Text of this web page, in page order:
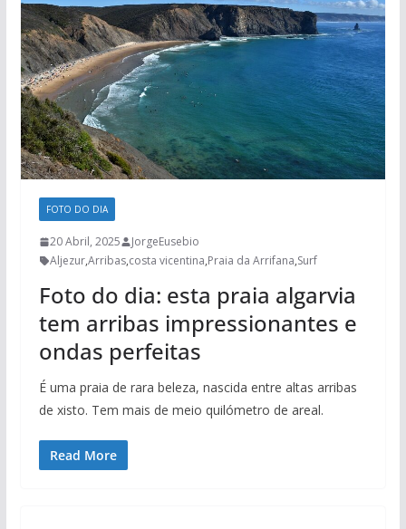
FOTO DO DIA
20 Abril, 2025
JorgeEusebio
Aljezur,Arribas,costa vicentina,Praia da Arrifana,Surf
Foto do dia: esta praia algarvia
tem arribas impressionantes e
ondas perfeitas
É uma praia de rara beleza, nascida entre altas arribas
de xisto. Tem mais de meio quilómetro de areal.
Read More